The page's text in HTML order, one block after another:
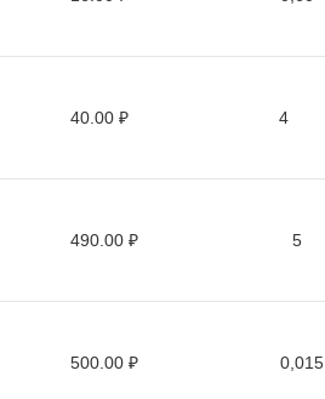
40.00 ₽ 4
490.00 ₽ 5
500.00 ₽ 0,015